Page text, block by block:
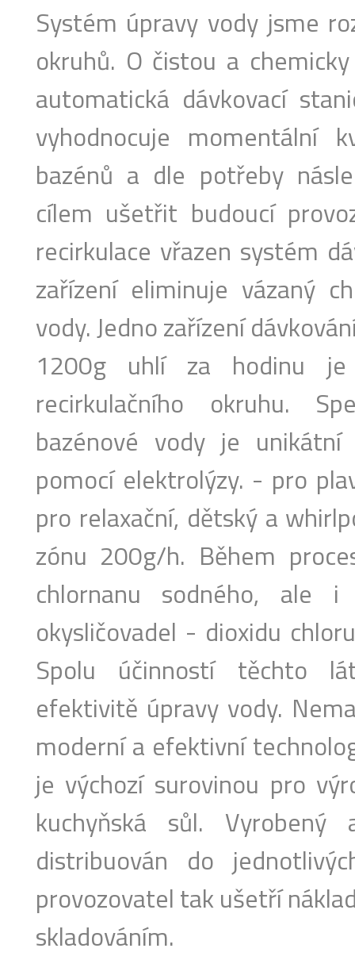
Systém úpravy vody jsme
okruhů. O čistou a
automatická dávkovací
vyhodnocuje momentální
bazénů a dle potřeby
cílem ušetřit budoucí
recirkulace vřazen systém
zařízení eliminuje vázaný
vody. Jedno zařízení
1200g uhlí za hodinu je
recirkulačního okruhu.
bazénové vody je
pomocí elektrolýzy. - pro
pro relaxační, dětský a
zónu 200g/h. Během
chlornanu sodného, ale
okysličovadel - dioxidu
Spolu účinností těchto
efektivitě úpravy vody.
moderní a efektivní
je výchozí surovinou pro
kuchyňská sůl.
distribuován do
provozovatel tak ušetří
skladováním.